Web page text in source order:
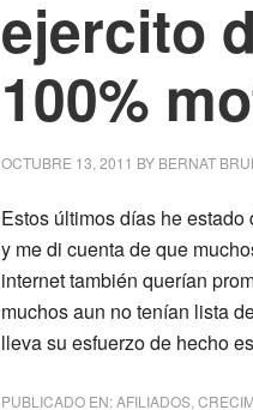
ejercito
100%
OCTUBRE 13, 2011 BY BERNAT
Estos últimos días he
y me di cuenta de que
internet también querían
muchos aun no tenían lista
lleva su esfuerzo de hecho
PUBLICADO EN:AFILIADOS